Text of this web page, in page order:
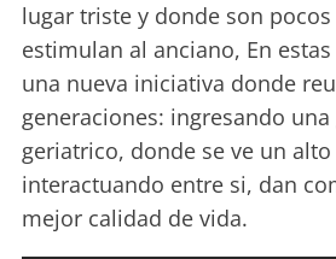
lugar triste y donde son
estimulan al anciano, En
una nueva iniciativa donde
generaciones: ingresando
geriatrico, donde se ve un
interactuando entre si, dan
mejor calidad de vida.